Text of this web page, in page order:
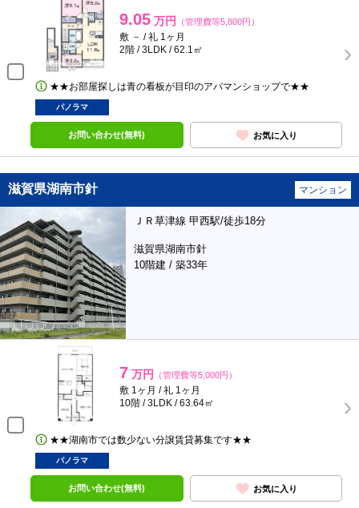
9.05 万円 （管理費等5,800円）
敷 － / 礼 1ヶ月
2階 / 3LDK / 62.1㎡
★★お部屋探しは青の看板が目印のアパマンショップで★★
パノラマ
お問い合わせ(無料) お気に入り
滋賀県湖南市針 マンション
ＪＲ草津線 甲西駅/徒歩18分
滋賀県湖南市針
10階建 / 築33年
7 万円 （管理費等5,000円）
敷 1ヶ月 / 礼 1ヶ月
10階 / 3LDK / 63.64㎡
★★湖南市では数少ない分譲賃貸募集です★★
パノラマ
お問い合わせ(無料) お気に入り